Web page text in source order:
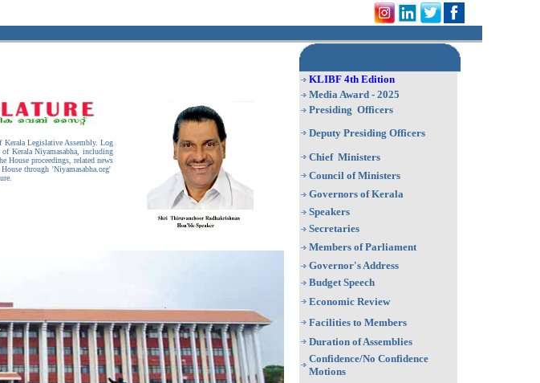
Legislative Assembly. Log
Kerala Niyamasabha, including
House proceedings, related news
through 'Niyamasabha.org'
KLIBF 4th Edition
Media Award - 2025
Presiding Officers
Deputy Presiding Officers
Chief Ministers
Council of Ministers
Governors of Kerala
Speakers
Secretaries
Members of Parliament
Governor's Address
Budget Speech
Economic Review
Facilities to Members
Duration of Assemblies
Confidence/No Confidence
Motions